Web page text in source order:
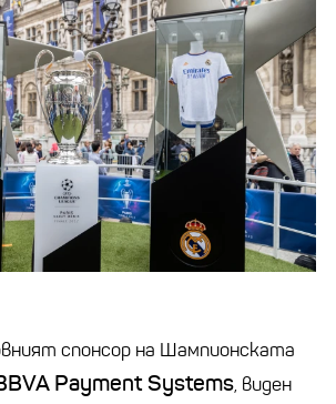
спонсор на Шампионската
Payment Systems, виден